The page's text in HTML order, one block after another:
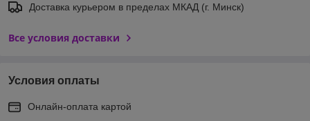
Доставка курьером в пределах МКАД (г. Минск)
Все условия доставки
Условия оплаты
Онлайн-оплата картой